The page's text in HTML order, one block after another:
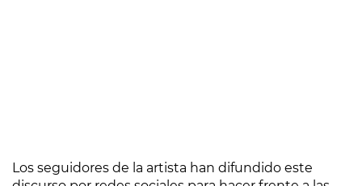
Los seguidores de la artista han difundido este